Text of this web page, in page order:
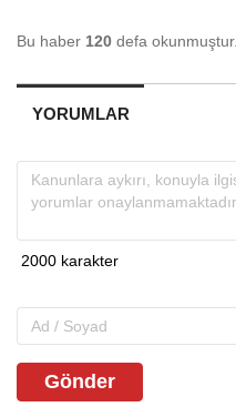
Bu haber 120 defa okunmuştur.
YORUMLAR
Gönder